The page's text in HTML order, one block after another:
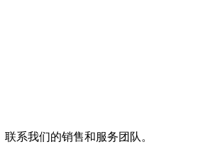
系我们的销售和服务团队。